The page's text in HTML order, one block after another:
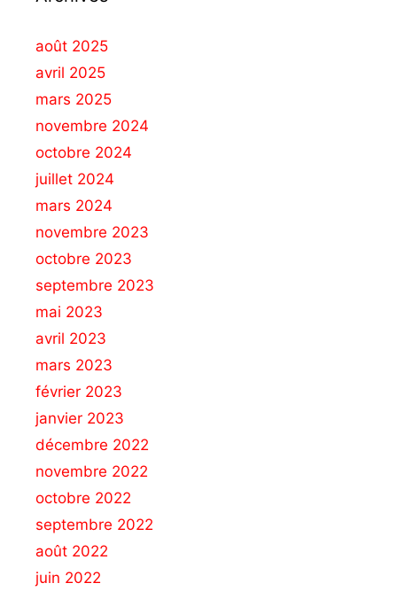
août 2025
avril 2025
mars 2025
novembre 2024
octobre 2024
juillet 2024
mars 2024
novembre 2023
octobre 2023
septembre 2023
mai 2023
avril 2023
mars 2023
février 2023
janvier 2023
décembre 2022
novembre 2022
octobre 2022
septembre 2022
août 2022
juin 2022